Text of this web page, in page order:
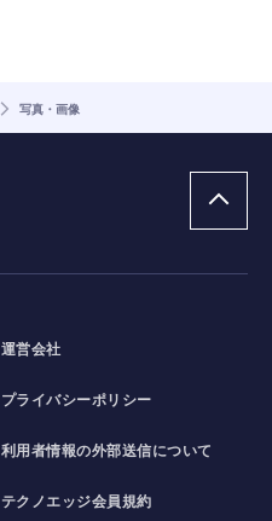
写真・画像
運営会社
プライバシーポリシー
利用者情報の外部送信について
テクノエッジ会員規約